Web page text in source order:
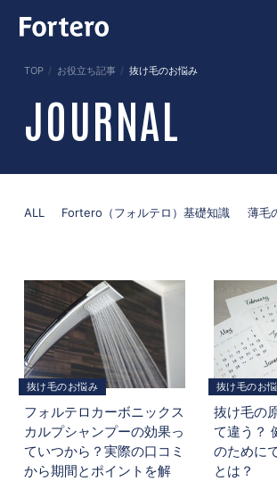
TOP お役立ち記事 抜け毛のお悩み
JOURNAL
ALL Fortero（フォルテロ）基礎知識 薄毛
抜け毛のお悩み
フォルテロカーボニックス
カルプシャンプーの効果っ
ていつから？実際の口コミ
から期間とポイントを解
抜け毛のお
抜け毛の
て違う？
のために
とは？